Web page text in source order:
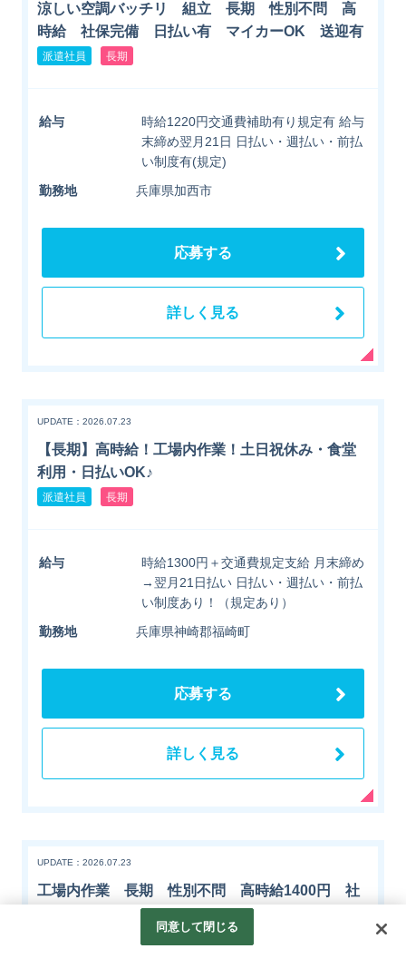
涼しい空調バッチリ 組立 長期 性別不問 高
時給 社保完備 日払い有 マイカーOK 送迎有
派遣社員 長期
給与
時給1220円交通費補助有り規定有 給与
末締め翌月21日 日払い・週払い・前払
い制度有(規定)
勤務地
兵庫県加西市
応募する
詳しく見る
UPDATE：2026.07.23
【長期】高時給！工場内作業！土日祝休み・食堂
利用・日払いOK♪
派遣社員 長期
給与
時給1300円＋交通費規定支給 月末締め
→翌月21日払い 日払い・週払い・前払
い制度あり！（規定あり）
勤務地
兵庫県神崎郡福崎町
応募する
詳しく見る
UPDATE：2026.07.23
工場内作業 長期 性別不問 高時給1400円 社
保完備 日払い有 マイカーOK
同意して閉じる